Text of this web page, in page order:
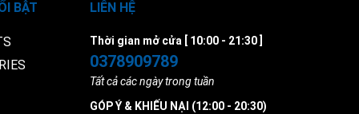
BẬT LIÊN HỆ
Thời gian mở cửa [ 10:00 - 21:30 ]
0378909789
Tất cả các ngày trong tuần
GÓP Ý & KHIẾU NẠI (12:00 - 20:30)